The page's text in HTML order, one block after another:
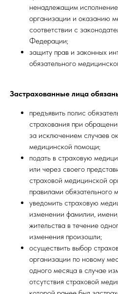
ненадлежащим
организации и оказанию
соответствии с
Федерации;
защиту прав и законных
обязательного
Застрахованные лица
предъявить полис
страхования при
за исключением случаев
медицинской помощи;
подать в страховую
или через своего
страховой медицинской
правилами обязательного
уведомить страховую
изменении фамилии,
жительства в течение
изменения произошли;
осуществить выбор
организации по новому
одного месяца в случае
отсутствия страховой